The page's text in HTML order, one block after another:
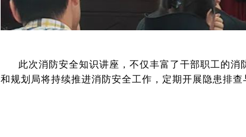
此次消防安全知识讲座，不仅丰富了干部职工的
和规划局将持续推进消防安全工作，定期开展隐患排